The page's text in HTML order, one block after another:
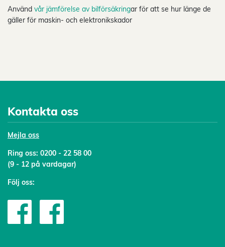
Använd vår jämförelse av bilförsäkringar för att se hur länge de
gäller för maskin- och elektronikskador
Kontakta oss
Mejla oss
Ring oss: 0200 - 22 58 00
(9 - 12 på vardagar)
Följ oss: